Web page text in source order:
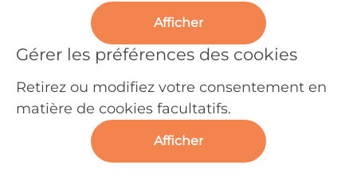
Afficher
Gérer les préférences des cookies
Retirez ou modifiez votre consentement en
matière de cookies facultatifs.
Afficher